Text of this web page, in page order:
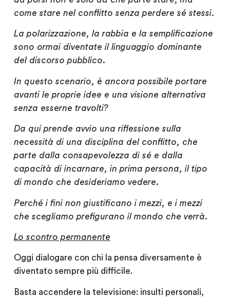
come stare nel conflitto senza perdere sé stessi.
La polarizzazione, la rabbia e la semplificazione
sono ormai diventate il linguaggio dominante
del discorso pubblico.
In questo scenario, è ancora possibile portare
avanti le proprie idee e una visione alternativa
senza esserne travolti?
Da qui prende avvio una riflessione sulla
necessità di una disciplina del conflitto, che
parte dalla consapevolezza di sé e dalla
capacità di incarnare, in prima persona, il tipo
di mondo che desideriamo vedere.
Perché i fini non giustificano i mezzi, e i mezzi
che scegliamo prefigurano il mondo che verrà.
Lo scontro permanente
Oggi dialogare con chi la pensa diversamente è
diventato sempre più difficile.
Basta accendere la televisione: insulti personali,